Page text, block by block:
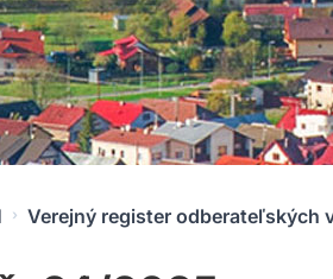
Verejný register odberateľských